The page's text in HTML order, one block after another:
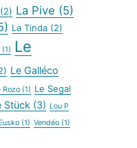
(2) La Pive (5)
La Tinda (2)
(1)
Le
Le Galléco
Rozo (1) Le Segal
Stück (3) Lou P
(1) Vendéo (1)